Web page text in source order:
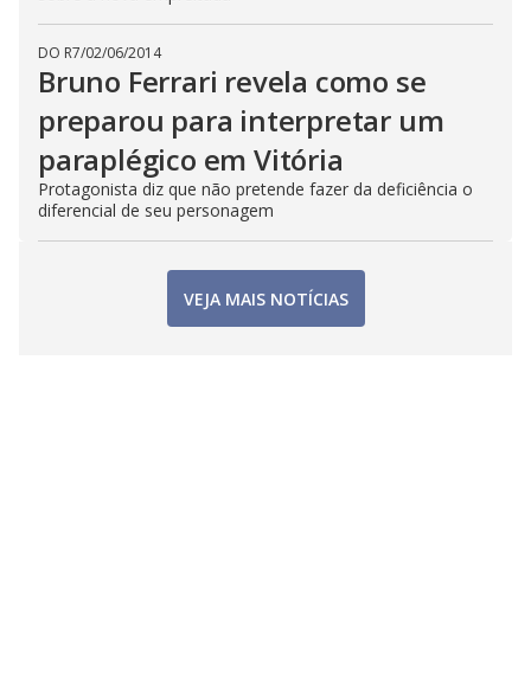
DO R7/02/06/2014
Bruno Ferrari revela como se
preparou para interpretar um
paraplégico em Vitória
Protagonista diz que não pretende fazer da deficiência o
diferencial de seu personagem
VEJA MAIS NOTÍCIAS